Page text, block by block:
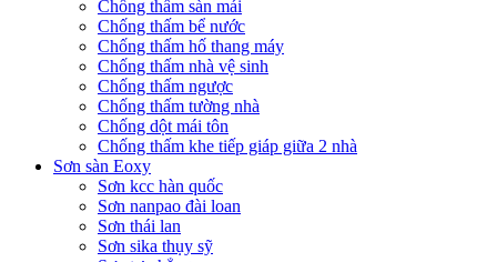
Chống thấm sàn mái
Chống thấm bể nước
Chống thấm hố thang máy
Chống thấm nhà vệ sinh
Chống thấm ngược
Chống thấm tường nhà
Chống dột mái tôn
Chống thấm khe tiếp giáp giữa 2 nhà
Sơn sàn Eoxy
Sơn kcc hàn quốc
Sơn nanpao đài loan
Sơn thái lan
Sơn sika thụy sỹ